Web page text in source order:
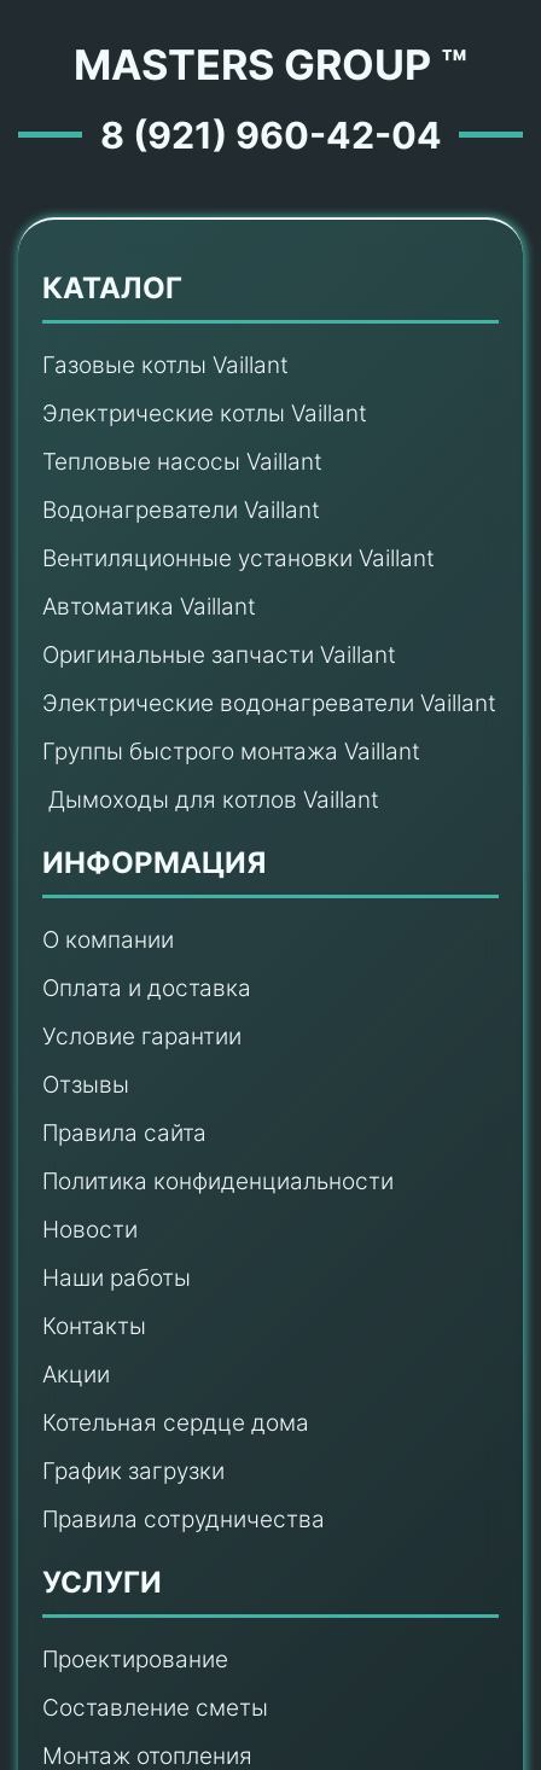
MASTERS GROUP ™
8 (921) 960-42-04
КАТАЛОГ
Газовые котлы Vaillant
Электрические котлы Vaillant
Тепловые насосы Vaillant
Водонагреватели Vaillant
Вентиляционные установки Vaillant
Автоматика Vaillant
Оригинальные запчасти Vaillant
Электрические водонагреватели Vaillant
Группы быстрого монтажа Vaillant
Дымоходы для котлов Vaillant
ИНФОРМАЦИЯ
О компании
Оплата и доставка
Условие гарантии
Отзывы
Правила сайта
Политика конфиденциальности
Новости
Наши работы
Контакты
Акции
Котельная сердце дома
График загрузки
Правила сотрудничества
УСЛУГИ
Проектирование
Составление сметы
Монтаж отопления